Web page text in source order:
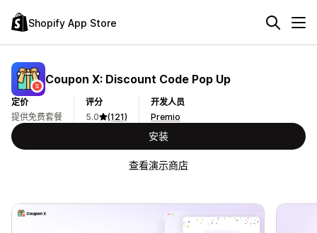
Shopify App Store
Coupon X: Discount Code Pop Up
定价
提供免费套餐
评分
5.0
(121)
开发人员
Premio
安装
查看演示商店